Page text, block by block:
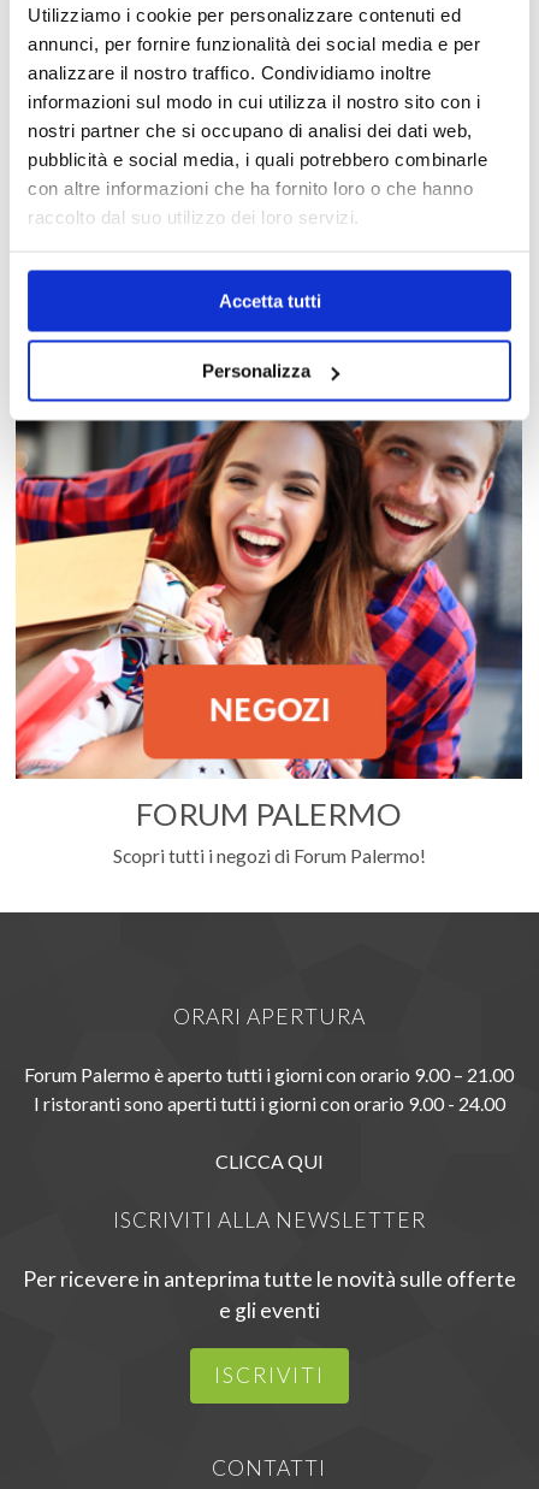
Utilizziamo i cookie per personalizzare contenuti ed
annunci, per fornire funzionalità dei social media e per
analizzare il nostro traffico. Condividiamo inoltre
informazioni sul modo in cui utilizza il nostro sito con i
nostri partner che si occupano di analisi dei dati web,
pubblicità e social media, i quali potrebbero combinarle
con altre informazioni che ha fornito loro o che hanno
raccolto dal suo utilizzo dei loro servizi.
Accetta tutti
Personalizza
MAPPA DEL CENTRO
FORUM PALERMO
Scopri tutti i negozi di Forum Palermo!
ORARI APERTURA
Forum Palermo è aperto tutti i giorni con orario 9.00 – 21.00
I ristoranti sono aperti tutti i giorni con orario 9.00 - 24.00
CLICCA QUI
ISCRIVITI ALLA NEWSLETTER
Per ricevere in anteprima tutte le novità sulle offerte
e gli eventi
ISCRIVITI
CONTATTI